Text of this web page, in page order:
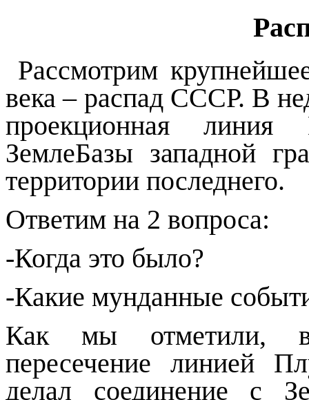
Рассмотрим
века – распад СССР. В
проекционная
ЗемлеБазы западной
территории последнего.
Ответим на 2 вопроса:
-Когда это было?
-Какие мунданные
Как мы отметили,
пересечение линией
делал соединение с